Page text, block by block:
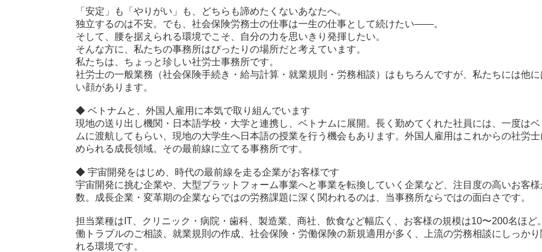
「安定」も「やりがい」も、どちらも諦めたくないあなたへ。
独立するのは不安。でも、社会保険労務士の仕事は一生の仕事として続けたい——。
そして、腰を据えられる環境でこそ、自分の力を思いきり発揮したい。
そんな方に、私たちの事務所はぴったりの場所だと考えています。
私たちは、ちょっと珍しい社労士事務所です。
社労士の一般業務（社会保険手続き・給与計算・就業規則・労務相談）はもちろんですが、私たちには他に
い顔があります。
◆ ベトナムと、外国人雇用に本気で取り組んでいます
現地の送り出し機関・日本語学校・大学と連携し、ベトナムに展開。長く勤めてくれた社員には、一度はベ
ムに渡航してもらい、現地の大学生へ日本語の授業を行う機会もあります。外国人雇用はこれからの社労
められる成長領域。その最前線に立てる事務所です。
◆ 宇宙開発をはじめ、時代の最前線を走る企業がお客様です
宇宙開発に挑む企業や、大型プラットフォーム事業へと事業を転換していく企業など、注目度の高いお客様
数。成長企業・変革期の企業ならではの労務課題に深く関われるのは、当事務所ならではの面白さです。
担当業種はIT、クリニック・病院・歯科、製造業、商社、飲食など幅広く、お客様の規模は10〜200名ほど
働トラブルのご相談、就業規則の作成、社会保険・労働保険の新規適用が多く、上流の労務相談にしっかり
れる環境です。